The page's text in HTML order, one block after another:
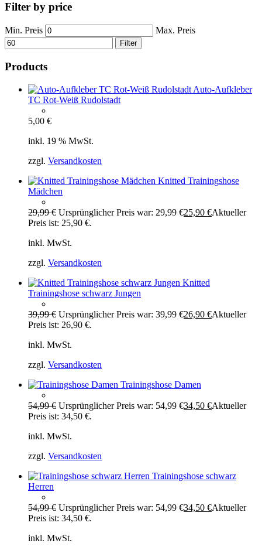
Filter by price
Min. Preis Max. Preis
Filter
Products
Auto-Aufkleber
TC Rot-Weiß Rudolstadt
5,00 €
inkl. 19 % MwSt.
zzgl. Versandkosten
Knitted Trainingshose
Mädchen
29,99€ Ursprünglicher Preis war: 29,99 €25,90 €Aktueller
Preis ist: 25,90 €.
inkl. MwSt.
zzgl. Versandkosten
Knitted
Trainingshose schwarz Jungen
39,99€ Ursprünglicher Preis war: 39,99 €26,90 €Aktueller
Preis ist: 26,90 €.
inkl. MwSt.
zzgl. Versandkosten
Trainingshose Damen
54,99€ Ursprünglicher Preis war: 54,99 €34,50 €Aktueller
Preis ist: 34,50 €.
inkl. MwSt.
zzgl. Versandkosten
Trainingshose schwarz
Herren
54,99€ Ursprünglicher Preis war: 54,99 €34,50 €Aktueller
Preis ist: 34,50 €.
inkl. MwSt.